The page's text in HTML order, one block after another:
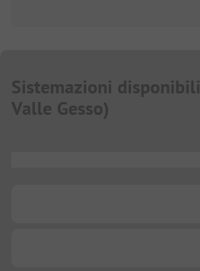
Sistemazioni disponibili
Valle Gesso)